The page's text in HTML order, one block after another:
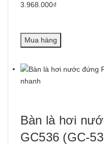
3.968.000₫
Mua hàng
nhanh
Bàn là hơi
GC536 (GC-